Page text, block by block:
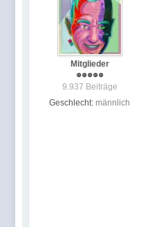
Mitglieder
9.937 Beiträge
Geschlecht: männlich